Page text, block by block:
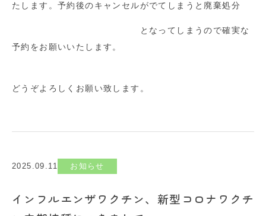
たします。予約後のキャンセルがでてしまうと廃棄処分
となってしまうので確実な
予約をお願いいたします。
どうぞよろしくお願い致します。
2025.09.11 お知らせ
インフルエンザワクチン、新型コロナワクチ